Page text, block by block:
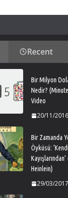
Recent
Bir Milyon
Nedir?
Video
20/11/2016
Bir Zamanda
Öyküsü:
Heinlein)
29/03/2017